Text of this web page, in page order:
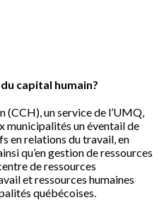
capital humain?
(CCH), un service de l’UMQ,
municipalités un éventail de
en relations du travail, en
qu’en gestion de ressources
de ressources
et ressources humaines
québécoises.